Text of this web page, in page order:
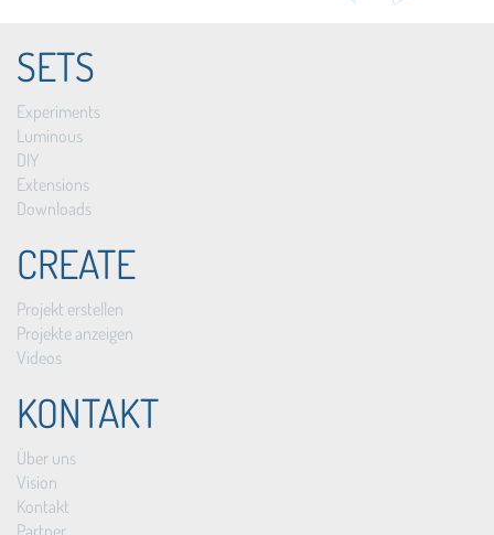
SETS
Experiments
Luminous
DIY
Extensions
Downloads
CREATE
Projekt erstellen
Projekte anzeigen
Videos
KONTAKT
Über uns
Vision
Kontakt
Partner